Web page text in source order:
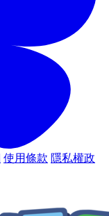
使用條款 隱私權政